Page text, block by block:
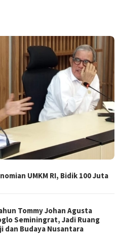
UMKM RI, Bidik 100 Juta
Tommy Johan Agusta
Seminingrat, Jadi Ruang
dan Budaya Nusantara